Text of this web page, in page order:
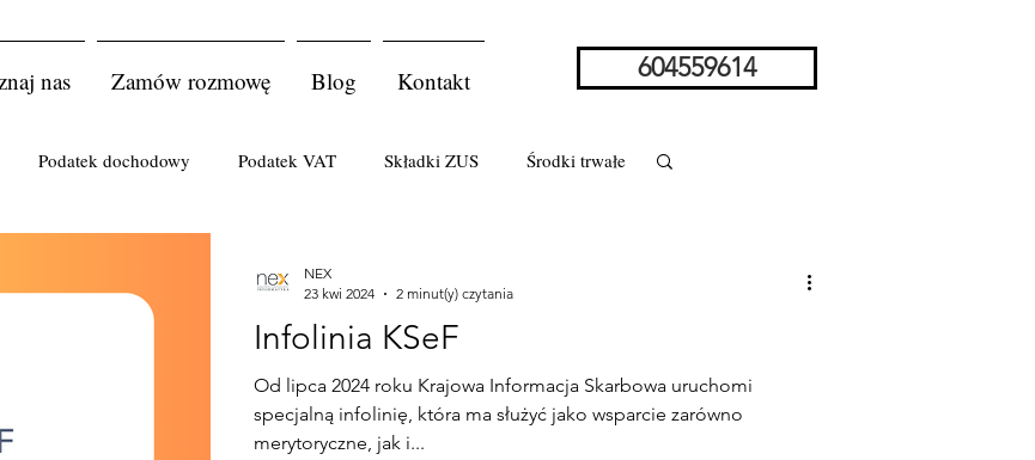
nas Zamów rozmowę Blog Kontakt 604559614
Podatek dochodowy Podatek VAT Składki ZUS Środki trwałe
księgi rachunkowe Podatki cudzoziemca
Śmierć podatnika Przedsębiorstwo w spadku
Infolinia KSeF
Od lipca 2024 roku Krajowa Informacja Skarbowa uruchomi
specjalną infolinię, która ma służyć jako wsparcie zarówno
merytoryczne, jak i...
NEX
23 kwi 2024
2 minut(y) czytania